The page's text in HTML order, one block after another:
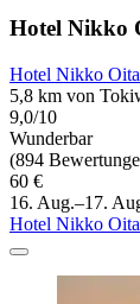
Hotel Nikko
Hotel Nikko
5,8 km von
9,0/10
Wunderbar
(894
60 €
16. Aug.–17.
Hotel Nikko